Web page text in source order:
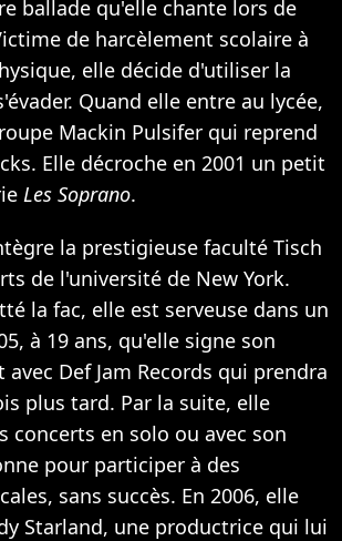
ballade qu'elle chante lors de
de harcèlement scolaire à
elle décide d'utiliser la
Quand elle entre au lycée,
Mackin Pulsifer qui reprend
Elle décroche en 2001 un petit
Les Soprano.
la prestigieuse faculté Tisch
de l'université de New York.
la fac, elle est serveuse dans un
à 19 ans, qu'elle signe son
Def Jam Records qui prendra
plus tard. Par la suite, elle
concerts en solo ou avec son
pour participer à des
sans succès. En 2006, elle
Starland, une productrice qui lui